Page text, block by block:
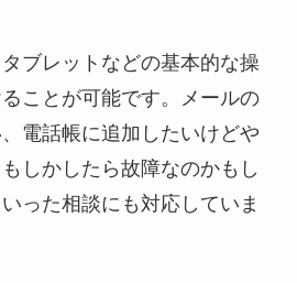
ブレットなどの基本的な操
ことが可能です。メールの
電話帳に追加したいけどや
しかしたら故障なのかもし
った相談にも対応していま